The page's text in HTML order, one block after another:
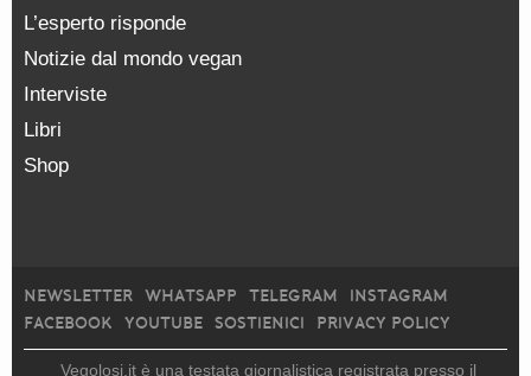
L’esperto risponde
Notizie dal mondo vegan
Interviste
Libri
Shop
NEWSLETTER WHATSAPP TELEGRAM
INSTAGRAM
FACEBOOK
YOUTUBE SOSTIENICI PRIVACY POLICY
Vegolosi.it è una testata giornalistica registrata presso il